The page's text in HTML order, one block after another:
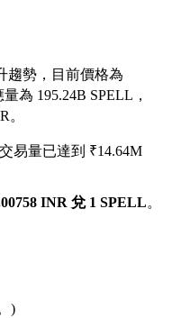
衍生性商品
趨勢，目前價格為
為 195.24B SPELL，
。
易量已達到 ₹14.64M
INR 兌 1 SPELL。
)